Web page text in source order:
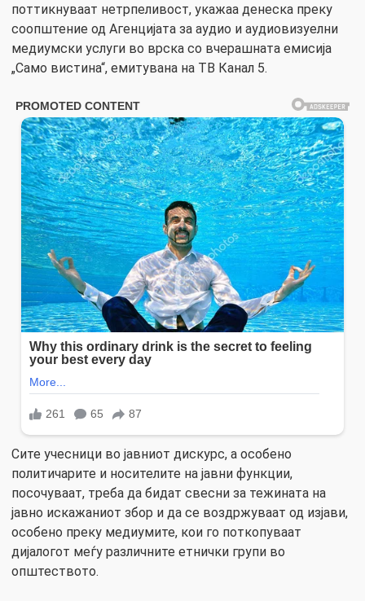
поттикнуваат нетрпеливост, укажаа денеска преку
соопштение од Агенцијата за аудио и аудиовизуелни
медиумски услуги во врска со вчерашната емисија
„Само вистина“, емитувана на ТВ Канал 5.
Сите учесници во јавниот дискурс, а особено
политичарите и носителите на јавни функции,
посочуваат, треба да бидат свесни за тежината на
јавно искажаниот збор и да се воздржуваат од изјави,
особено преку медиумите, кои го поткопуваат
дијалогот меѓу различните етнички групи во
општеството.